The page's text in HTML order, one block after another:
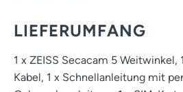
LIEFERUMFANG
1 x ZEISS Secacam 5
Kabel, 1 x Schnellanleitung mit